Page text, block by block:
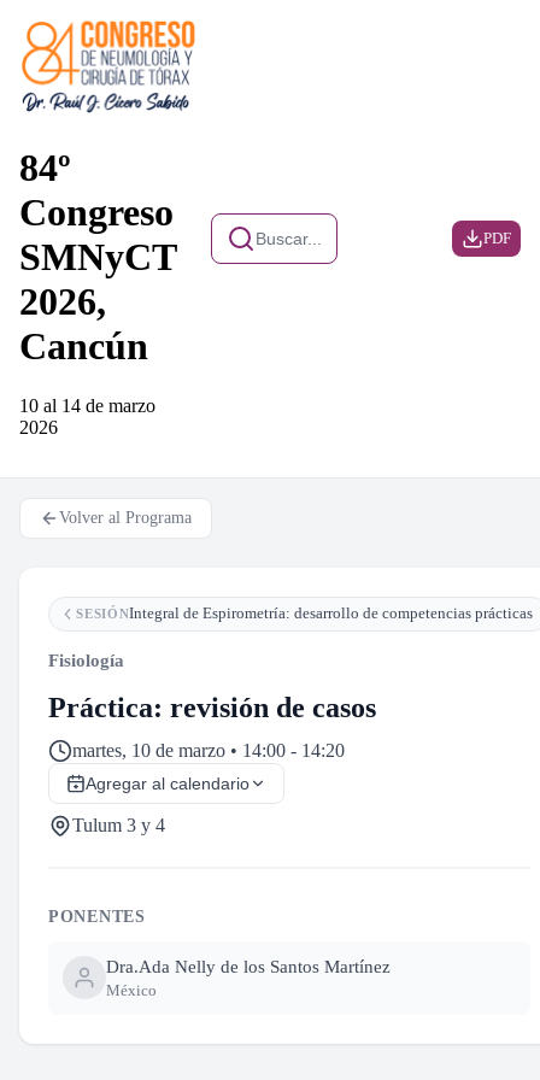
84º
Congreso
SMNyCT
2026,
Cancún
10 al 14 de marzo
2026
Buscar... PDF
Volver al Programa
SESIÓNIntegral de Espirometría: desarrollo de competencias prácticas
Fisiología
Práctica: revisión de casos
martes, 10 de marzo • 14:00 - 14:20
Agregar al calendario
Tulum 3 y 4
PONENTES
Dra.Ada Nelly de los Santos Martínez
México